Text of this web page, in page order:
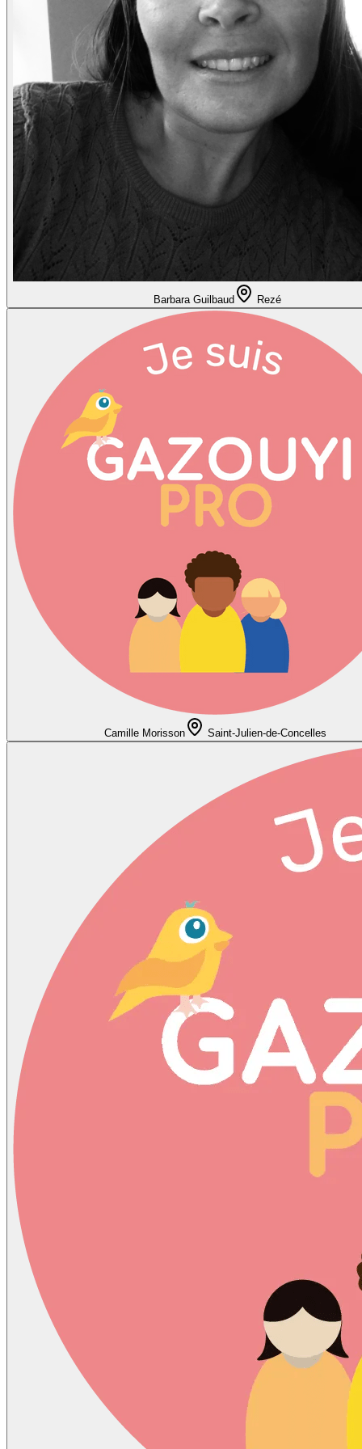
Barbara Guilbaud Rezé
Camille Morisson Saint-Julien-de-Concelles